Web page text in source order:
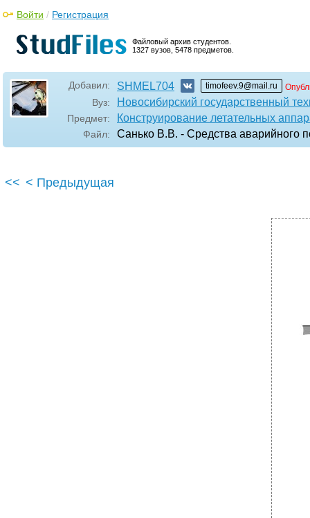
Файловый архив студентов.
1327 вузов, 5478 предметов.
Войти / Регистрация
Добавил: SHMEL704 timofeev.9@mail.ru
Вуз: Новосибирский государственный
Предмет: Конструирование летательных
Файл: Санько В.В. - Средства аварийного
<< < Предыдущая